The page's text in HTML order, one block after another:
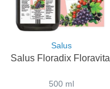
Salus
Salus Floradix Floravital
500 ml